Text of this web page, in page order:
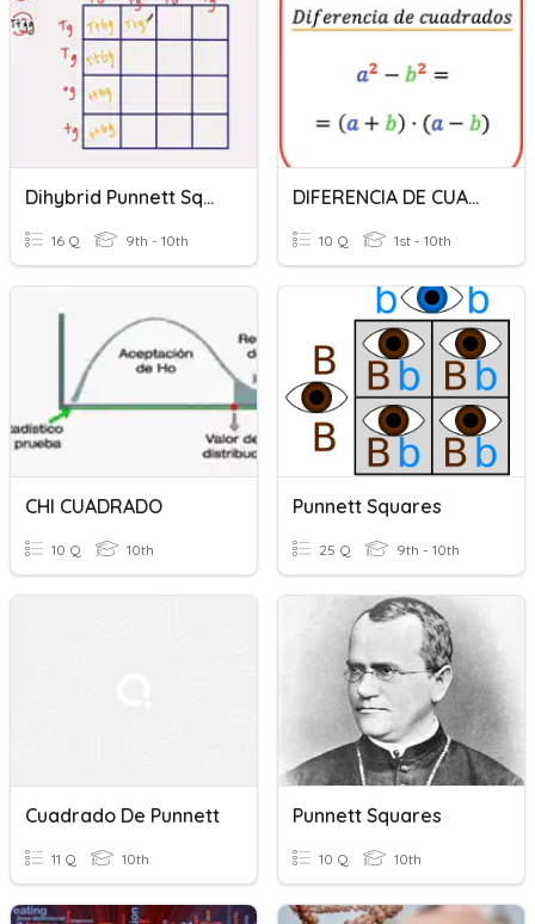
Dihybrid Punnett Squares
16 Q 9th - 10th
DIFERENCIA DE CUADRADOS
10 Q 1st - 10th
CHI CUADRADO
10 Q 10th
Punnett Squares
25 Q 9th - 10th
Cuadrado De Punnett
11 Q 10th
Punnett Squares
10 Q 10th